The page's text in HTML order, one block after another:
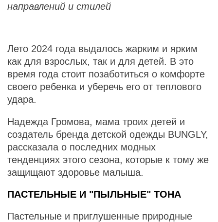
направлений и стилей
Лето 2024 года выдалось жарким и ярким
как для взрослых, так и для детей. В это
время года стоит позаботиться о комфорте
своего ребенка и уберечь его от теплового
удара.
Надежда Громова, мама троих детей и
создатель бренда детской одежды BUNGLY,
рассказала о последних модных
тенденциях этого сезона, которые к тому же
защищают здоровье малыша.
ПАСТЕЛЬНЫЕ И "ПЫЛЬНЫЕ" ТОНА
Пастельные и приглушенные природные